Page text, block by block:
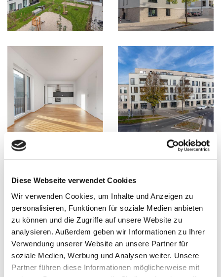
Diese Webseite verwendet Cookies
Wir verwenden Cookies, um Inhalte und Anzeigen zu
personalisieren, Funktionen für soziale Medien anbieten
zu können und die Zugriffe auf unsere Website zu
analysieren. Außerdem geben wir Informationen zu Ihrer
Verwendung unserer Website an unsere Partner für
soziale Medien, Werbung und Analysen weiter. Unsere
Partner führen diese Informationen möglicherweise mit